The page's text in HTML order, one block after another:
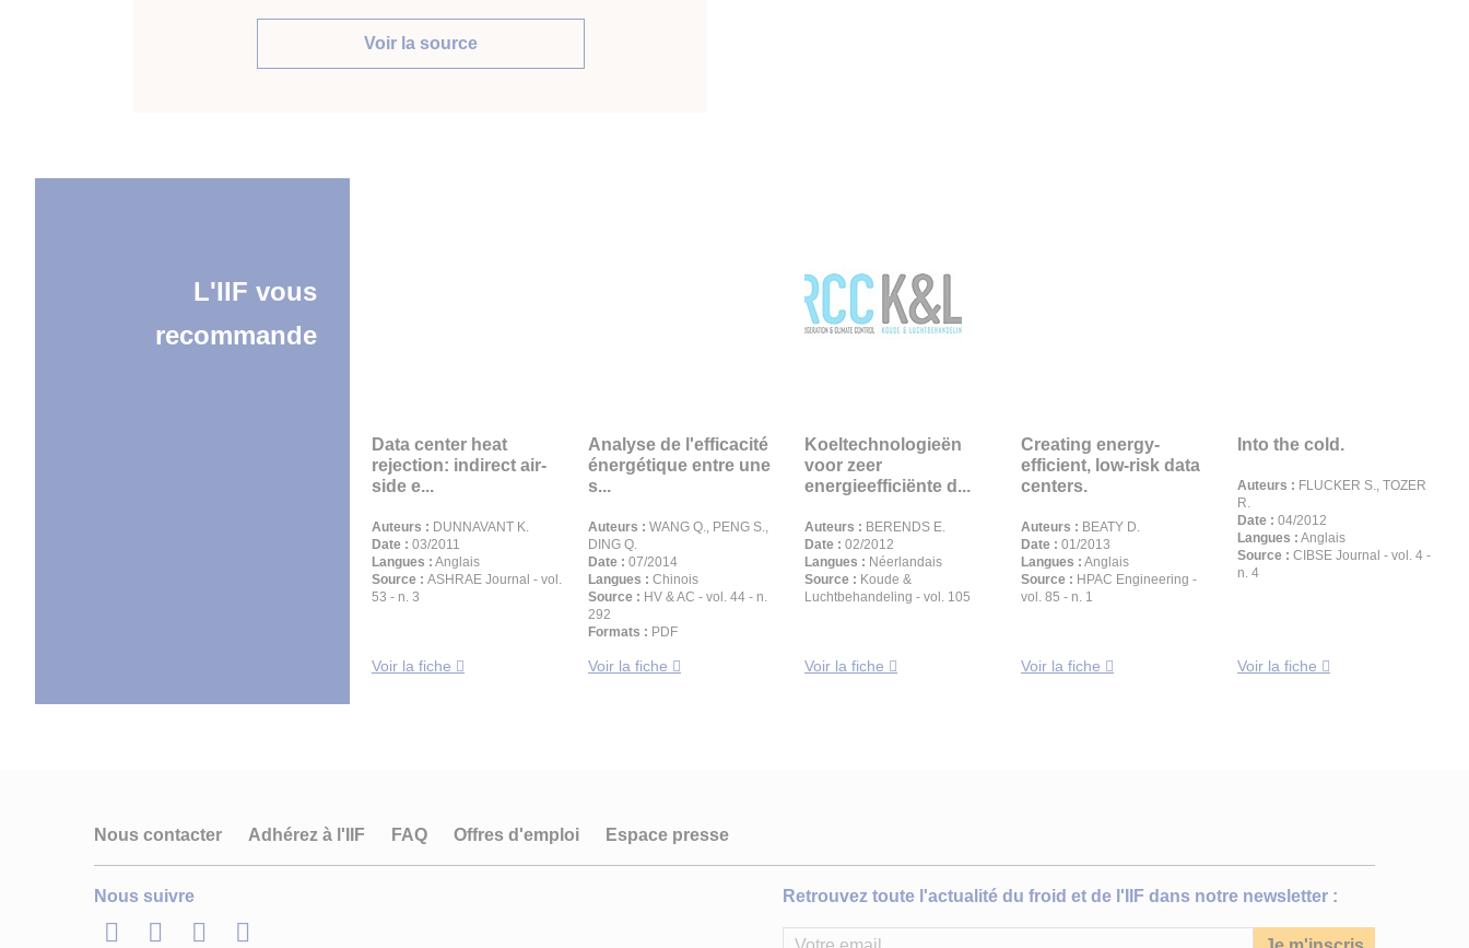
Voir la source
L'IIF vous
recommande
Data center heat
rejection: indirect air-
side e...
Auteurs : DUNNAVANT K.
Date : 03/2011
Langues : Anglais
Source : ASHRAE Journal - vol.
53 - n. 3
Voir la fiche
Analyse de l'efficacité
énergétique entre une
s...
Auteurs : WANG Q., PENG S.,
DING Q.
Date : 07/2014
Langues : Chinois
Source : HV & AC - vol. 44 - n.
292
Formats : PDF
Voir la fiche
Koeltechnologieën
voor zeer
energieefficiënte d...
Auteurs : BERENDS E.
Date : 02/2012
Langues : Néerlandais
Source : Koude &
Luchtbehandeling - vol. 105
Voir la fiche
Creating energy-
efficient, low-risk data
centers.
Auteurs : BEATY D.
Date : 01/2013
Langues : Anglais
Source : HPAC Engineering -
vol. 85 - n. 1
Voir la fiche
Into the cold.
Auteurs : FLUCKER S., TOZER
R.
Date : 04/2012
Langues : Anglais
Source : CIBSE Journal - vol. 4 -
n. 4
Voir la fiche
Nous contacter Adhérez à l'IIF FAQ Offres d'emploi Espace presse
Nous suivre
LinkedInTwitterFacebook
Youtube
Retrouvez toute l'actualité du froid et de l'IIF dans notre newsletter :